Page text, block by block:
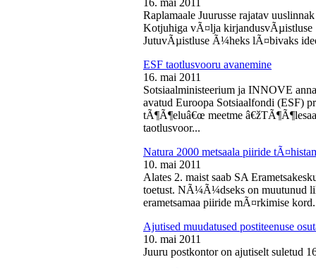
16. mai 2011
Raplamaale Juurusse rajatav
Kotjuhiga vÃ¤lja
JutuvÃµistluse Ã¼heks lÃ¤bivaks
ESF taotlusvooru avanemine
16. mai 2011
Sotsiaalministeerium ja INNOVE
avatud Euroopa Sotsiaalfondi (ESF)
tÃ¶Ã¶eluâ€œ meetme
taotlusvoor...
Natura 2000 metsaala piiride
10. mai 2011
Alates 2. maist saab SA
toetust. NÃ¼Ã¼dseks on muutunud
erametsamaa piiride mÃ¤rkimise
Ajutised muudatused postiteenuse
10. mai 2011
Juuru postkontor on ajutiselt suletud